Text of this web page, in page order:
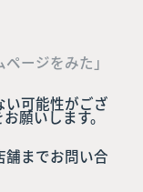
ージをみた」
可能性がござ
願いします。
までお問い合